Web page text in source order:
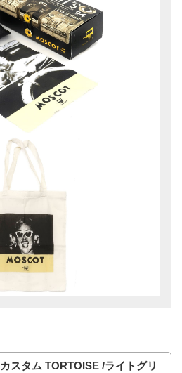
スタム TORTOISE /ライトグリ